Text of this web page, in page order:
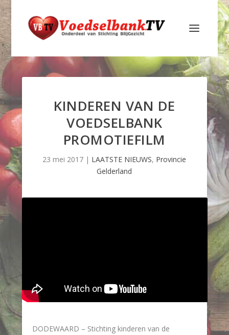
KINDEREN VAN DE
VOEDSELBANK
PROMOTIEFILM
23 mei 2017 | LAATSTE NIEUWS, Provincie
Gelderland
DODEWAARD – Stichting kinderen van de